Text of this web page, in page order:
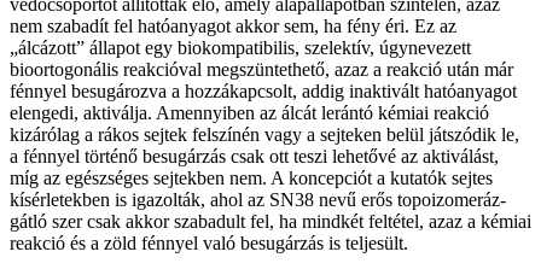
védőcsoportot állítottak elő, amely alapállapotban színtelen, azaz
nem szabadít fel hatóanyagot akkor sem, ha fény éri. Ez az
„álcázott” állapot egy biokompatibilis, szelektív, úgynevezett
bioortogonális reakcióval megszüntethető, azaz a reakció után már
fénnyel besugározva a hozzákapcsolt, addig inaktivált hatóanyagot
elengedi, aktiválja. Amennyiben az álcát lerántó kémiai reakció
kizárólag a rákos sejtek felszínén vagy a sejteken belül játszódik le,
a fénnyel történő besugárzás csak ott teszi lehetővé az aktiválást,
míg az egészséges sejtekben nem. A koncepciót a kutatók sejtes
kísérletekben is igazolták, ahol az SN38 nevű erős topoizomeráz-
gátló szer csak akkor szabadult fel, ha mindkét feltétel, azaz a kémiai
reakció és a zöld fénnyel való besugárzás is teljesült.